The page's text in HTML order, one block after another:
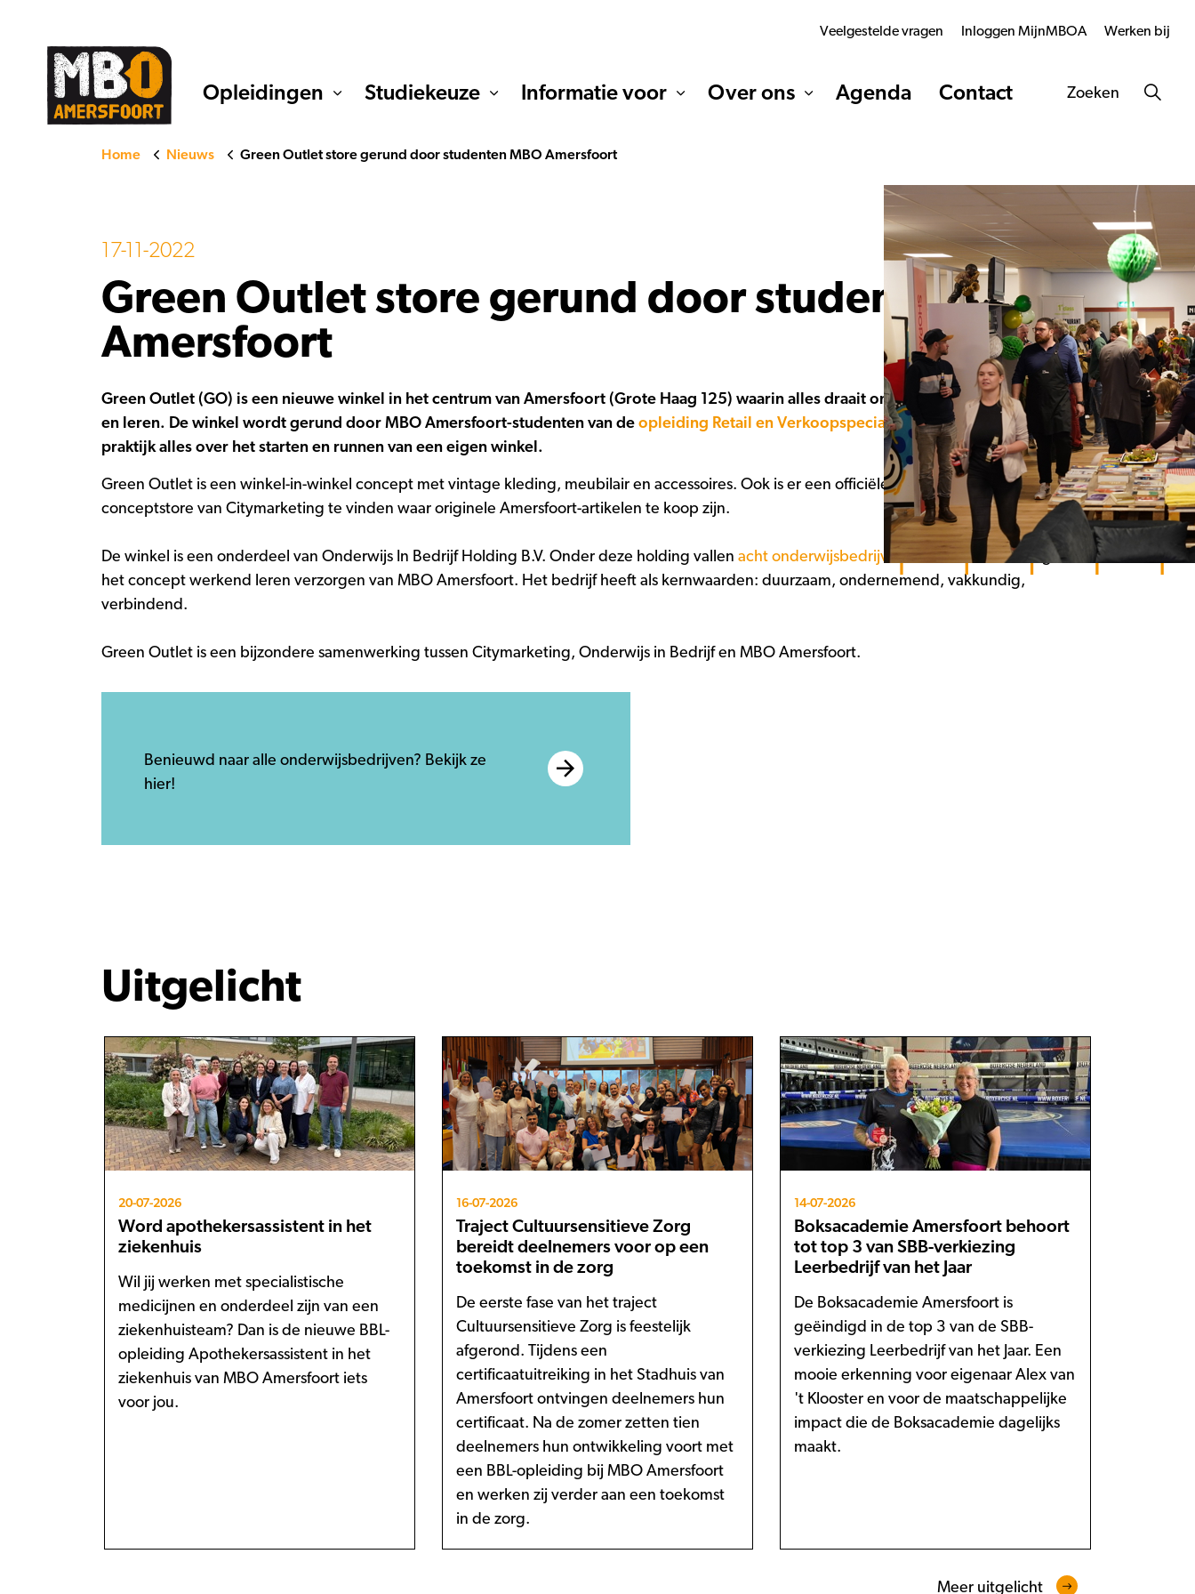
Opleidingen Studiekeuze Informatie voor Over ons Agenda Contact
Veelgestelde vragen Inloggen MijnMBOA Werken bij
Zoeken
Home Nieuws Green Outlet store gerund door studenten MBO Amersfoort
17-11-2022
Green Outlet store gerund door studenten MBO
Amersfoort
Green Outlet (GO) is een nieuwe winkel in het centrum van Amersfoort (Grote Haag 125) waarin alles draait om hergebruik, duurzaamheid
en leren. De winkel wordt gerund door MBO Amersfoort-studenten van de opleiding Retail en Verkoopspecialist. De studenten leren in de
praktijk alles over het starten en runnen van een eigen winkel.
Green Outlet is een winkel-in-winkel concept met vintage kleding, meubilair en accessoires. Ook is er een officiële ‘Tijd voor Amersfoort’-
conceptstore van Citymarketing te vinden waar originele Amersfoort-artikelen te koop zijn.
De winkel is een onderdeel van Onderwijs In Bedrijf Holding B.V. Onder deze holding vallen acht onderwijsbedrijven die allen in hun vakgebied
het concept werkend leren verzorgen van MBO Amersfoort. Het bedrijf heeft als kernwaarden: duurzaam, ondernemend, vakkundig,
verbindend.
Green Outlet is een bijzondere samenwerking tussen Citymarketing, Onderwijs in Bedrijf en MBO Amersfoort.
Benieuwd naar alle onderwijsbedrijven? Bekijk ze
hier!
Uitgelicht
20-07-2026
Word apothekersassistent in het
ziekenhuis
Wil jij werken met specialistische
medicijnen en onderdeel zijn van een
ziekenhuisteam? Dan is de nieuwe BBL-
opleiding Apothekersassistent in het
ziekenhuis van MBO Amersfoort iets
voor jou.
16-07-2026
Traject Cultuursensitieve Zorg
bereidt deelnemers voor op een
toekomst in de zorg
De eerste fase van het traject
Cultuursensitieve Zorg is feestelijk
afgerond. Tijdens een
certificaatuitreiking in het Stadhuis van
Amersfoort ontvingen deelnemers hun
certificaat. Na de zomer zetten tien
deelnemers hun ontwikkeling voort met
een BBL-opleiding bij MBO Amersfoort
en werken zij verder aan een toekomst
in de zorg.
14-07-2026
Boksacademie Amersfoort behoort
tot top 3 van SBB-verkiezing
Leerbedrijf van het Jaar
De Boksacademie Amersfoort is
geëindigd in de top 3 van de SBB-
verkiezing Leerbedrijf van het Jaar. Een
mooie erkenning voor eigenaar Alex van
't Klooster en voor de maatschappelijke
impact die de Boksacademie dagelijks
maakt.
Meer uitgelicht